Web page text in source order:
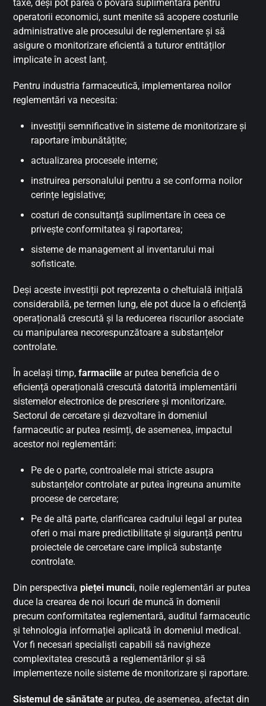
taxe, deși pot părea o povară suplimentară pentru
operatorii economici, sunt menite să acopere costurile
administrative ale procesului de reglementare și să
asigure o monitorizare eficientă a tuturor entităților
implicate în acest lanț.
Pentru industria farmaceutică, implementarea noilor
reglementări va necesita:
investiții semnificative în sisteme de monitorizare și
raportare îmbunătățite;
actualizarea procesele interne;
instruirea personalului pentru a se conforma noilor
cerințe legislative;
costuri de consultanță suplimentare în ceea ce
privește conformitatea și raportarea;
sisteme de management al inventarului mai
sofisticate.
Deși aceste investiții pot reprezenta o cheltuială inițială
considerabilă, pe termen lung, ele pot duce la o eficiență
operațională crescută și la reducerea riscurilor asociate
cu manipularea necorespunzătoare a substanțelor
controlate.
În același timp,farmaciile ar putea beneficia de o
eficiență operațională crescută datorită implementării
sistemelor electronice de prescriere și monitorizare.
Sectorul de cercetare și dezvoltare în domeniul
farmaceutic ar putea resimți, de asemenea, impactul
acestor noi reglementări:
Pe de o parte, controalele mai stricte asupra
substanțelor controlate ar putea îngreuna anumite
procese de cercetare;
Pe de altă parte, clarificarea cadrului legal ar putea
oferi o mai mare predictibilitate și siguranță pentru
proiectele de cercetare care implică substanțe
controlate.
Din perspectivapieței muncii, noile reglementări ar putea
duce la crearea de noi locuri de muncă în domenii
precum conformitatea reglementară, auditul farmaceutic
și tehnologia informației aplicată în domeniul medical.
Vor fi necesari specialiști capabili să navigheze
complexitatea crescută a reglementărilor și să
implementeze noile sisteme de monitorizare și raportare.
Sistemul de sănătate ar putea, de asemenea, afectat din